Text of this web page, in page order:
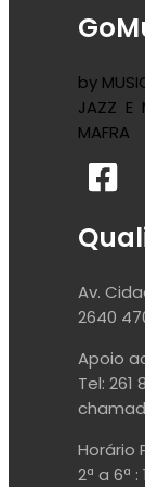
by
JAZZ E
MAFRA
Av.
2640
Apoio
Tel: 261
Horário
2ª a 6ª :